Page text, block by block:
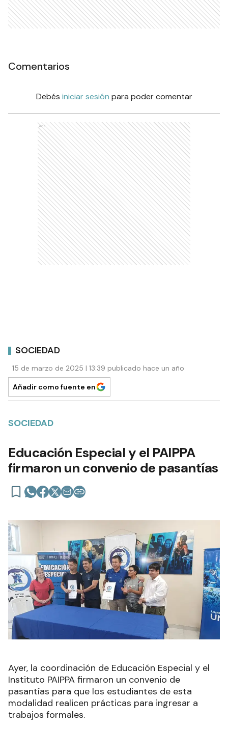
Comentarios
Debés iniciar sesión para poder comentar
Ads
SOCIEDAD
15 de marzo de 2025 | 13:39 publicado hace un año
Añadir como fuente en
SOCIEDAD
Educación Especial y el PAIPPA
firmaron un convenio de pasantías
Ayer, la coordinación de Educación Especial y el
Instituto PAIPPA firmaron un convenio de
pasantías para que los estudiantes de esta
modalidad realicen prácticas para ingresar a
trabajos formales.